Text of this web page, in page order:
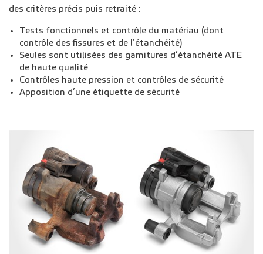
des critères précis puis retraité :
Tests fonctionnels et contrôle du matériau (dont
contrôle des fissures et de l’étanchéité)
Seules sont utilisées des garnitures d’étanchéité ATE
de haute qualité
Contrôles haute pression et contrôles de sécurité
Apposition d’une étiquette de sécurité